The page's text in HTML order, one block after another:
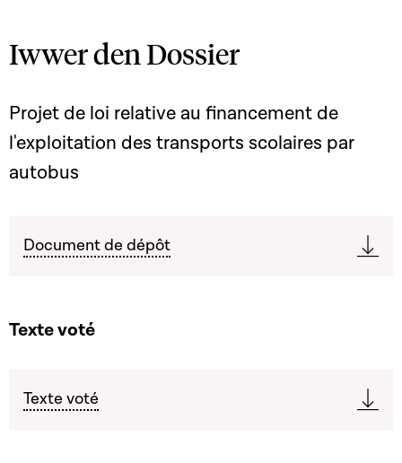
Iwwer den Dossier
Projet de loi relative au financement de
l'exploitation des transports scolaires par
autobus
Document de dépôt
Texte voté
Texte voté